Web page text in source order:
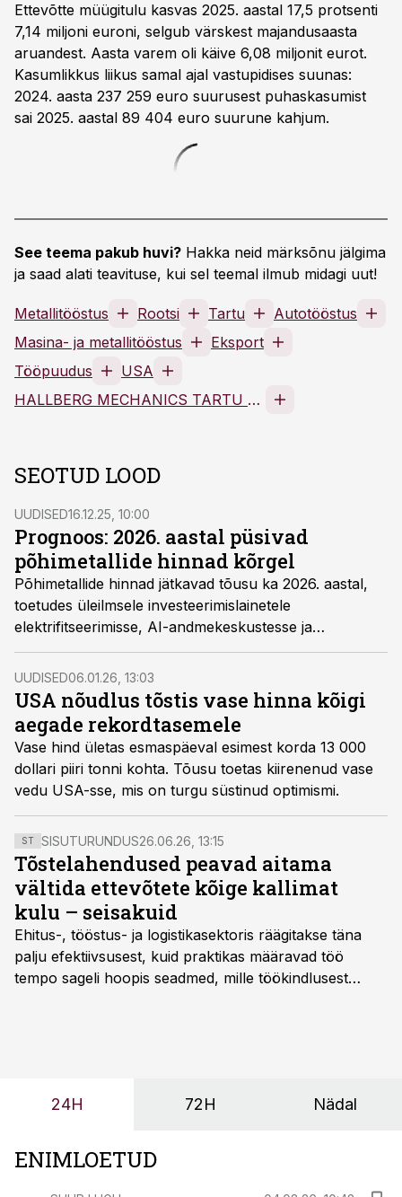
Ettevõtte müügitulu kasvas 2025. aastal 17,5 protsenti
7,14 miljoni euroni, selgub värskest majandusaasta
aruandest. Aasta varem oli käive 6,08 miljonit eurot.
Kasumlikkus liikus samal ajal vastupidises suunas:
2024. aasta 237 259 euro suurusest puhaskasumist
sai 2025. aastal 89 404 euro suurune kahjum.
See teema pakub huvi? Hakka neid märksõnu jälgima
ja saad alati teavituse, kui sel teemal ilmub midagi uut!
Metallitööstus Rootsi Tartu
Autotööstus
Masina- ja metallitööstus
Eksport
Tööpuudus
USA
HALLBERG MECHANICS TARTU AS
SEOTUD LOOD
UUDISED16.12.25, 10:00
Prognoos: 2026. aastal püsivad
põhimetallide hinnad kõrgel
Põhimetallide hinnad jätkavad tõusu ka 2026. aastal,
toetudes üleilmsele investeerimislainetele
elektrifitseerimisse, AI-andmekeskustesse ja
kaitsetööstusesse. Kuigi majanduskeskkond on
ebakindel ja Hiina majandus aeglustub, on turu surve
eelkõige seotud pakkumise kitsaskohtadega.
UUDISED06.01.26, 13:03
USA nõudlus tõstis vase hinna kõigi
aegade rekordtasemele
Vase hind ületas esmaspäeval esimest korda 13 000
dollari piiri tonni kohta. Tõusu toetas kiirenenud vase
vedu USA-sse, mis on turgu süstinud optimismi.
ST SISUTURUNDUS26.06.26, 13:15
Tõstelahendused peavad aitama
vältida ettevõtete kõige kallimat
kulu – seisakuid
Ehitus-, tööstus- ja logistikasektoris räägitakse täna
palju efektiivsusest, kuid praktikas määravad töö
tempo sageli hoopis seadmed, mille töökindlusest
24H 72H Nädal
ENIMLOETUD